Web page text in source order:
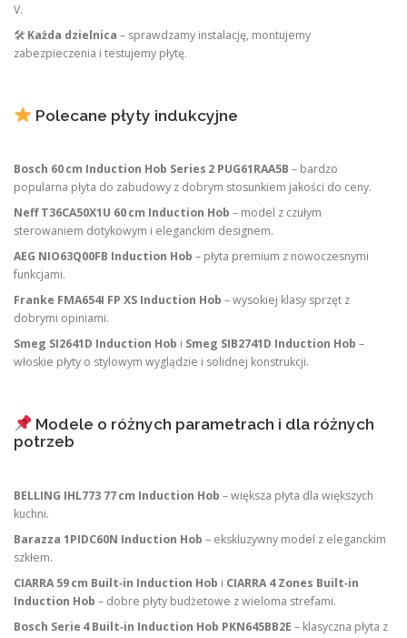
V.
🛠 Każda dzielnica – sprawdzamy instalację, montujemy
zabezpieczenia i testujemy płytę.
Polecane płyty indukcyjne
Bosch 60 cm Induction Hob Series 2 PUG61RAA5B – bardzo
popularna płyta do zabudowy z dobrym stosunkiem jakości do ceny.
Neff T36CA50X1U 60 cm Induction Hob – model z czułym
sterowaniem dotykowym i eleganckim designem.
AEG NIO63Q00FB Induction Hob – płyta premium z nowoczesnymi
funkcjami.
Franke FMA654I FP XS Induction Hob – wysokiej klasy sprzęt z
dobrymi opiniami.
Smeg SI2641D Induction Hob i Smeg SIB2741D Induction Hob –
włoskie płyty o stylowym wyglądzie i solidnej konstrukcji.
Modele o różnych parametrach i dla różnych
potrzeb
BELLING IHL773 77 cm Induction Hob – większa płyta dla większych
kuchni.
Barazza 1PIDC60N Induction Hob – ekskluzywny model z eleganckim
szkłem.
CIARRA 59 cm Built‑in Induction Hob i CIARRA 4 Zones Built‑in
Induction Hob – dobre płyty budżetowe z wieloma strefami.
Bosch Serie 4 Built‑in Induction Hob PKN645BB2E – klasyczna płyta z